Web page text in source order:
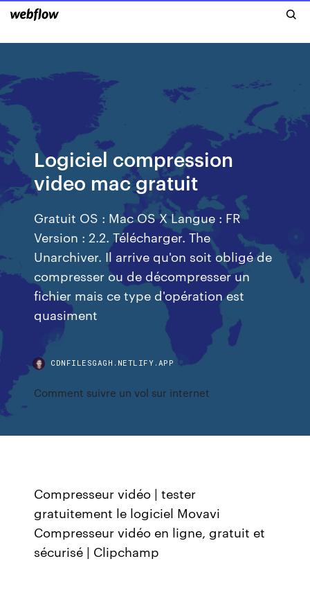
Logiciel compression
video mac gratuit
Gratuit OS : Mac OS X Langue : FR
Version : 2.2. Télécharger. The
Unarchiver. Il arrive qu'on soit obligé de
compresser ou de décompresser un
fichier mais ce type d'opération est
quasiment
CDNFILESGAGH.NETLIFY.APP
Comment suivre un vol sur internet
Compresseur vidéo | tester
gratuitement le logiciel Movavi
Compresseur vidéo en ligne, gratuit et
sécurisé | Clipchamp